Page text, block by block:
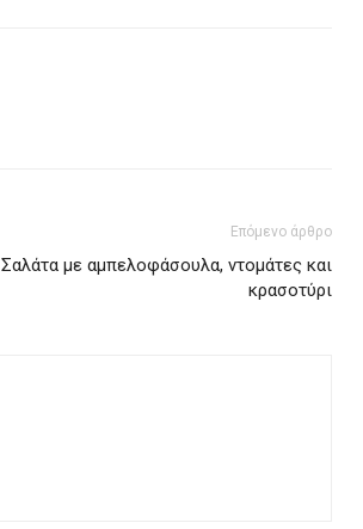
Επόμενο άρθρο
Σαλάτα με αμπελοφάσουλα, ντομάτες και
κρασοτύρι